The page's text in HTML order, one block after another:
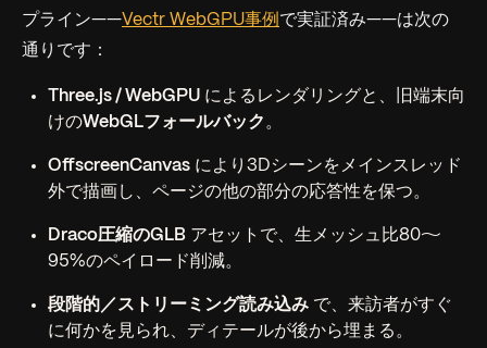
プライン——Vectr WebGPU事例 で実証済み——は次の
通りです：
Three.js / WebGPU によるレンダリングと、旧端末向
けのWebGLフォールバック 。
OffscreenCanvas により3Dシーンをメインスレッド
外で描画し、ページの他の部分の応答性を保つ。
Draco圧縮のGLB アセットで、生メッシュ比80〜
95%のペイロード削減。
段階的／ストリーミング読み込み で、来訪者がすぐ
に何かを見られ、ディテールが後から埋まる。